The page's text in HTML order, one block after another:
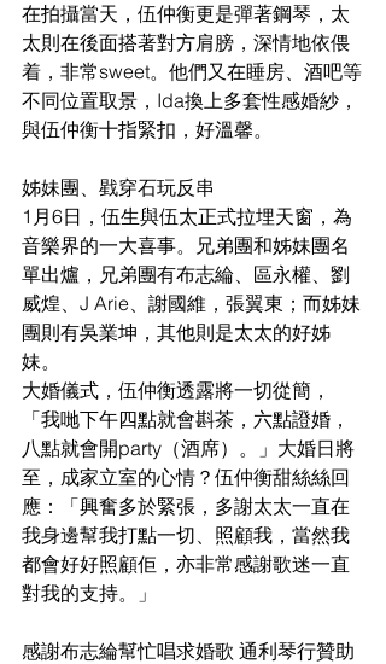
在拍攝當天，伍仲衡更是彈著鋼琴，太
太則在後面搭著對方肩膀，深情地依偎
着，非常sweet。他們又在睡房、酒吧等
不同位置取景，Ida換上多套性感婚紗，
與伍仲衡十指緊扣，好溫馨。
姊妹團、戥穿石玩反串
1月6日，伍生與伍太正式拉埋天窗，為
音樂界的一大喜事。兄弟團和姊妹團名
單出爐，兄弟團有布志綸、區永權、劉
威煌、J Arie、謝國維，張翼東；而姊妹
團則有吳業坤，其他則是太太的好姊
妹。
大婚儀式，伍仲衡透露將一切從簡，
「我哋下午四點就會斟茶，六點證婚，
八點就會開party（酒席）。」大婚日將
至，成家立室的心情？伍仲衡甜絲絲回
應：「興奮多於緊張，多謝太太一直在
我身邊幫我打點一切、照顧我，當然我
都會好好照顧佢，亦非常感謝歌迷一直
對我的支持。」
感謝布志綸幫忙唱求婚歌 通利琴行贊助